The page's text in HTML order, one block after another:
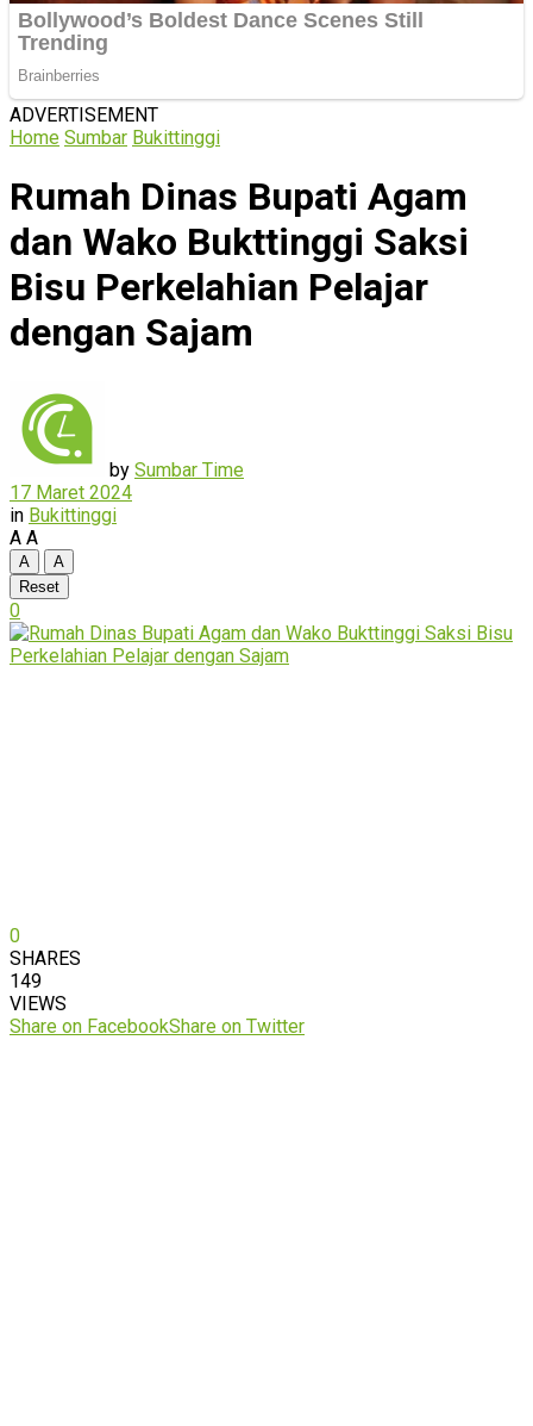
ADVERTISEMENT
Home Sumbar Bukittinggi
Rumah Dinas Bupati Agam
dan Wako Bukttinggi Saksi
Bisu Perkelahian Pelajar
dengan Sajam
by Sumbar Time
17 Maret 2024
in Bukittinggi
A A
A
A
Reset
0
0
SHARES
149
VIEWS
Share on FacebookShare on Twitter